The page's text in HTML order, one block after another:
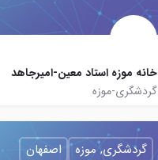
خانه موزه استاد معین-امیرجاهد
گردشگری-موزه
گردشگری, موزه اصفهان